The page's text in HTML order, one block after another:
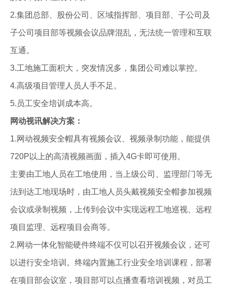
2.集团总部、股份公司、区域指挥部、项目部、子公司及
子公司项目部等视频会议品牌混乱，无法统一管理和互联
互通。
3.工地施工面积大，突发情况多，集团公司难以掌控。
4.高级项目管理人员人手不足。
5.员工安全培训成本高。
网动视讯解决方案：
1.网动视频安全帽具有视频会议、视频录制功能，能提供
720P以上的高清视频画面，插入4G卡即可使用。
主要由工地人员在工地使用，当上级公司、监理部门等无
法到达工地现场时，由工地人员头戴视频安全帽参加视频
会议或录制视频，上传到会议中实现远程工地巡视、远程
项目监理、远程项目会商等。
2.网动一体化智能硬件终端不仅可以召开视频会议，还可
以进行安全培训。终端内置施工行业安全培训课程，部署
在项目部会议室，项目部可以点播查看培训视频，对员工